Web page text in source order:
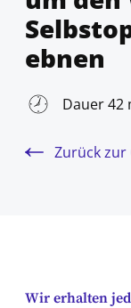
ebnen
Dauer 42
Zurück zur
Wir erhalten